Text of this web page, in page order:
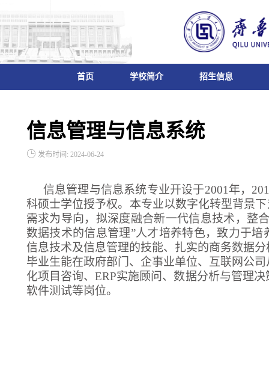
首页 学校简介 招生信息
信息管理与信息系统
发布时间: 2024-06-24
信息管理与信息系统专业开设于2001年，
科硕士学位授予权。本专业以数字化转型背景
需求为导向，拟深度融合新一代信息技术，整
数据技术的信息管理”人才培养特色，致力于
信息技术及信息管理的技能、扎实的商务数据
毕业生能在政府部门、企事业单位、互联网公
化项目咨询、ERP实施顾问、数据分析与管理
软件测试等岗位。